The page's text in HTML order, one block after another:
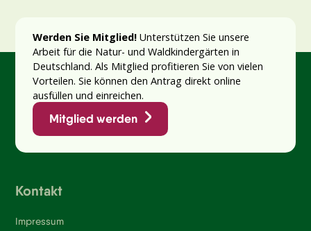
Werden Sie Mitglied!Unterstützen Sie unsere
Arbeit für die Natur- und Waldkindergärten in
Deutschland. Als Mitglied profitieren Sie von vielen
Vorteilen. Sie können den Antrag direkt online
ausfüllen und einreichen.
Mitglied werden
Kontakt
Impressum